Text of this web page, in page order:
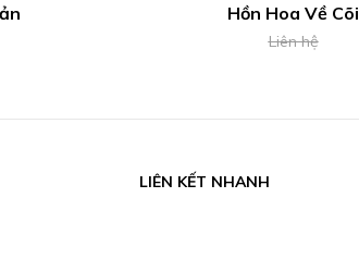
Hồn Hoa Về Cõi
Liên hệ
LIÊN KẾT NHANH